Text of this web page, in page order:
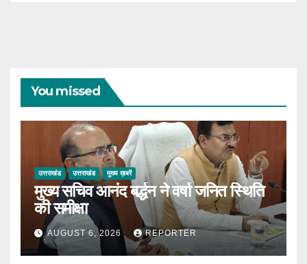
You missed
उत्तराखंड उत्तराखंड मुख्य ख़बरें
मुख्य सचिव आनंद बर्द्धन ने वर्षा जनित स्थिति
की समीक्षा
AUGUST 6, 2026 REPORTER